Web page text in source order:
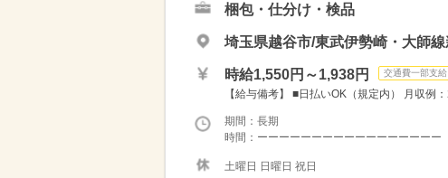
梱包・仕分け・検品
埼玉県越谷市/東武伊勢崎・大師線
時給1,550円～1,938円 交通費一部支給
【給与備考】 ■日払いOK（規定内） 月収例
期間：長期
時間：ーーーーーーーーーーーーーーーーー
土曜日 日曜日 祝日